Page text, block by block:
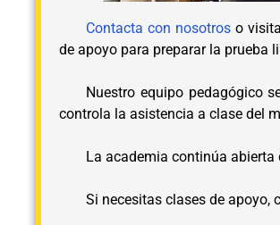
Contacta con nosotroso visita
de apoyo para preparar la prueba
Nuestro equipo pedagógico
controla la asistencia a clase del
La academia continúa abierta
Si necesitas clases de apoyo,